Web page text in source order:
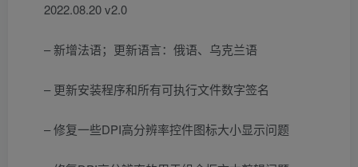
2022.08.20 v2.0
– 新增法语；更新语言：俄语、乌克兰语
– 更新安装程序和所有可执行文件数字签名
– 修复一些DPI高分辨率控件图标大小显示问题